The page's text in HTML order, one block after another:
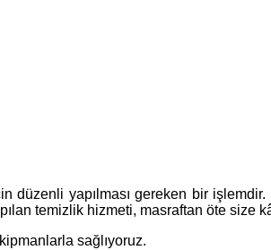
düzenli yapılması gereken bir
temizlik hizmeti, masraftan öte size
sağlıyoruz.